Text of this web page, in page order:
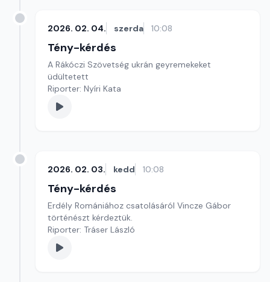
2026. 02. 04. szerda 10:08
Tény-kérdés
A Rákóczi Szövetség ukrán geyremekeket
üdültetett
Riporter: Nyíri Kata
2026. 02. 03. kedd 10:08
Tény-kérdés
Erdély Romániához csatolásáról Vincze Gábor
történészt kérdeztük.
Riporter: Tráser László